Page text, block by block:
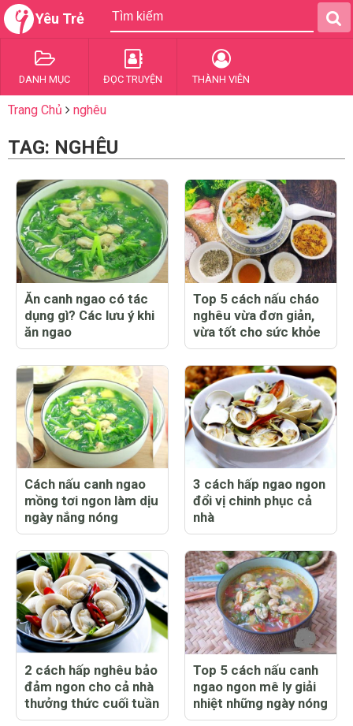
Yêu Trẻ
DANH MỤC ĐỌC TRUYỆN THÀNH VIÊN
Trang Chủ nghêu
TAG: NGHÊU
Ăn canh ngao có tác
dụng gì? Các lưu ý khi
ăn ngao
Top 5 cách nấu cháo
nghêu vừa đơn giản,
vừa tốt cho sức khỏe
Cách nấu canh ngao
mồng tơi ngon làm dịu
ngày nắng nóng
3 cách hấp ngao ngon
đổi vị chinh phục cả
nhà
2 cách hấp nghêu bảo
đảm ngon cho cả nhà
thưởng thức cuối tuần
Top 5 cách nấu canh
ngao ngon mê ly giải
nhiệt những ngày nóng